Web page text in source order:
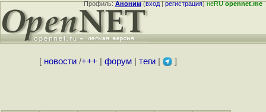
Профиль:Аноним(вход|регистрация)неRUopennet.me
[ новости/+++ форум| теги| ]